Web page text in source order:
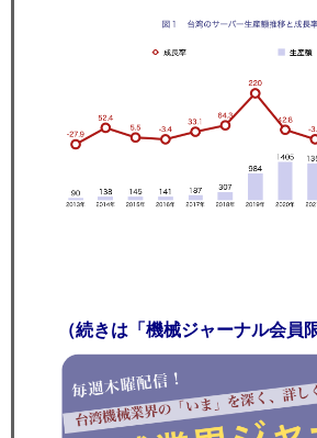
（続きは「機械ジャーナル会員